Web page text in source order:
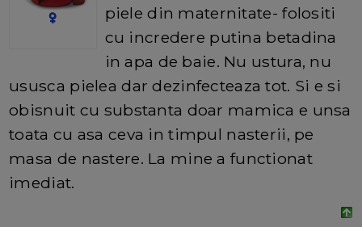
piele din maternitate- folositi
cu incredere putina betadina
in apa de baie. Nu ustura, nu
ususca pielea dar dezinfecteaza tot. Si e si
obisnuit cu substanta doar mamica e unsa
toata cu asa ceva in timpul nasterii, pe
masa de nastere. La mine a functionat
imediat.